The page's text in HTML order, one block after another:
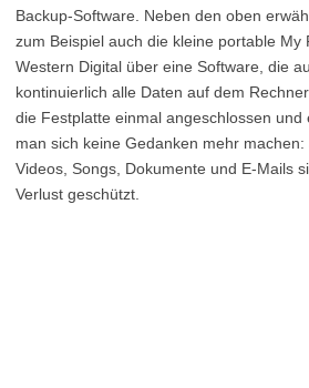
Backup-Software. Neben den oben
zum Beispiel auch die kleine portable My
Western Digital über eine Software, die
kontinuierlich alle Daten auf dem
die Festplatte einmal angeschlossen und
man sich keine Gedanken mehr machen:
Videos, Songs, Dokumente und E-Mails
Verlust geschützt.